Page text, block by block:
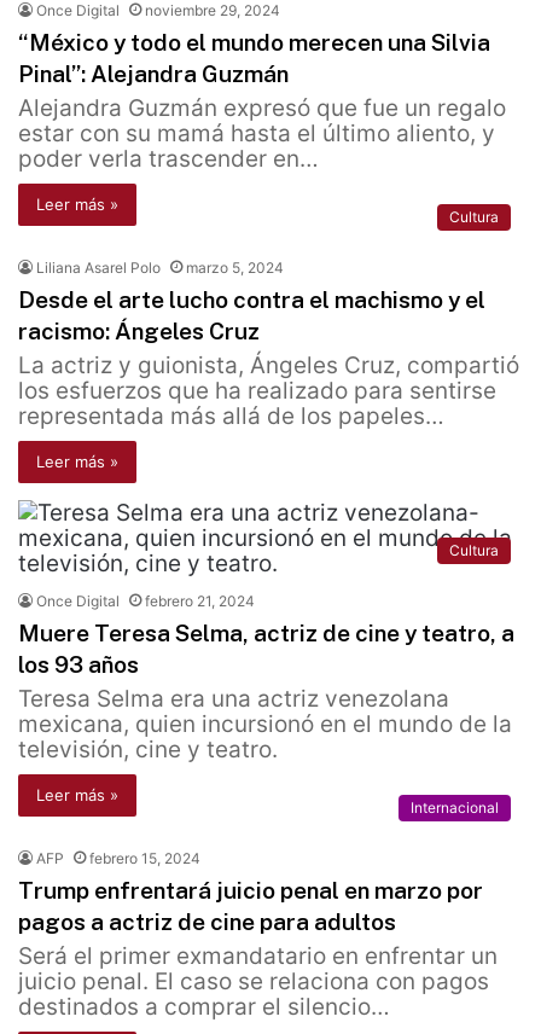
Once Digital noviembre 29, 2024
“México y todo el mundo merecen una Silvia
Pinal”: Alejandra Guzmán
Alejandra Guzmán expresó que fue un regalo
estar con su mamá hasta el último aliento, y
poder verla trascender en…
Leer más »
Cultura
Liliana Asarel Polo marzo 5, 2024
Desde el arte lucho contra el machismo y el
racismo: Ángeles Cruz
La actriz y guionista, Ángeles Cruz, compartió
los esfuerzos que ha realizado para sentirse
representada más allá de los papeles…
Leer más »
Cultura
Once Digital febrero 21, 2024
Muere Teresa Selma, actriz de cine y teatro, a
los 93 años
Teresa Selma era una actriz venezolana
mexicana, quien incursionó en el mundo de la
televisión, cine y teatro.
Leer más »
Internacional
AFP febrero 15, 2024
Trump enfrentará juicio penal en marzo por
pagos a actriz de cine para adultos
Será el primer exmandatario en enfrentar un
juicio penal. El caso se relaciona con pagos
destinados a comprar el silencio…